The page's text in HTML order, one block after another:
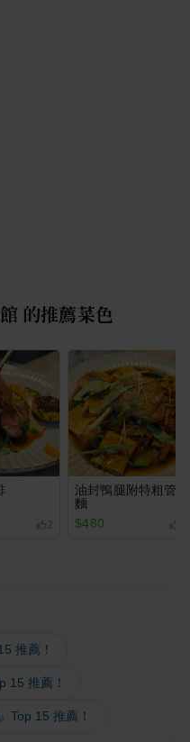
的推薦菜色
2
油封鴨腿附特粗管
麵
$480
推薦！
15 推薦！
Top 15 推薦！